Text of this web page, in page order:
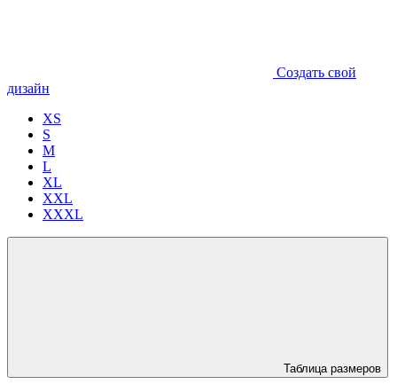
Создать свой
дизайн
XS
S
M
L
XL
XXL
XXXL
Таблица размеров